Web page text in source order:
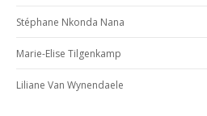
Stéphane Nkonda Nana
Marie-Elise Tilgenkamp
Liliane Van Wynendaele